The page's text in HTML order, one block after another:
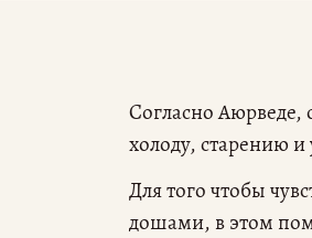
Согласно Аюрведе,
холоду, старению
Для того чтобы
дошами, в этом